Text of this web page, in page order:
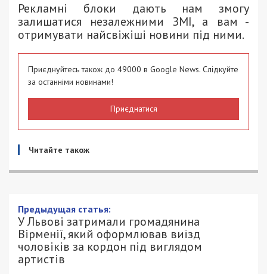
Рекламні блоки дають нам змогу
залишатися незалежними ЗМІ, а вам -
отримувати найсвіжіші новини під ними.
Приєднуйтесь також до 49000 в Google News. Слідкуйте
за останніми новинами!
Приєднатися
Читайте також
Предыдущая статья:
У Львові затримали громадянина
Вірменії, який оформлював виїзд
чоловіків за кордон під виглядом
артистів